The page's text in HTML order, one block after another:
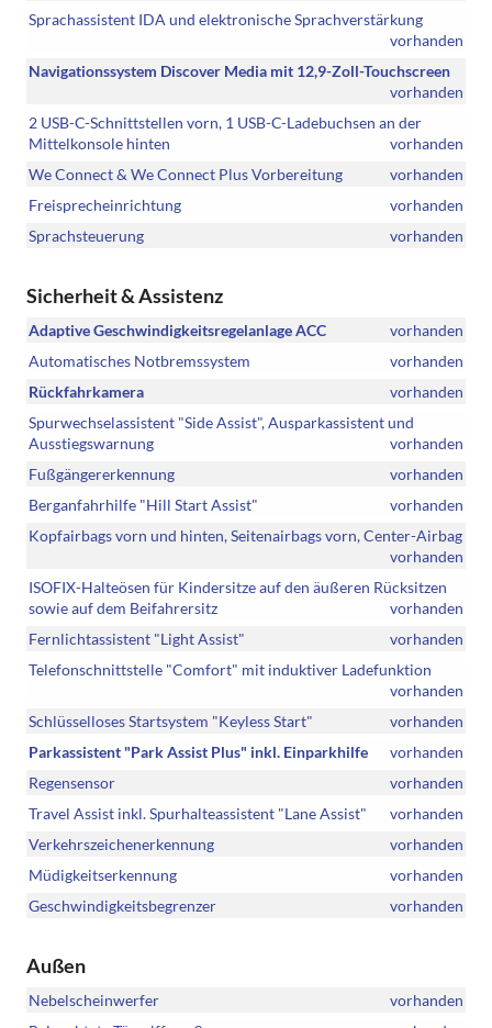
Sprachassistent IDA und elektronische Sprachverstärkung
vorhanden
Navigationssystem Discover Media mit 12,9-Zoll-Touchscreen
vorhanden
2 USB-C-Schnittstellen vorn, 1 USB-C-Ladebuchsen an der
Mittelkonsole hinten
vorhanden
We Connect & We Connect Plus Vorbereitung
vorhanden
Freisprecheinrichtung
vorhanden
Sprachsteuerung
vorhanden
Sicherheit & Assistenz
Adaptive Geschwindigkeitsregelanlage ACC
vorhanden
Automatisches Notbremssystem
vorhanden
Rückfahrkamera
vorhanden
Spurwechselassistent "Side Assist", Ausparkassistent und
Ausstiegswarnung
vorhanden
Fußgängererkennung
vorhanden
Berganfahrhilfe "Hill Start Assist"
vorhanden
Kopfairbags vorn und hinten, Seitenairbags vorn, Center-Airbag
vorhanden
ISOFIX-Halteösen für Kindersitze auf den äußeren Rücksitzen
sowie auf dem Beifahrersitz
vorhanden
Fernlichtassistent "Light Assist"
vorhanden
Telefonschnittstelle "Comfort" mit induktiver Ladefunktion
vorhanden
Schlüsselloses Startsystem "Keyless Start"
vorhanden
Parkassistent "Park Assist Plus" inkl. Einparkhilfe
vorhanden
Regensensor
vorhanden
Travel Assist inkl. Spurhalteassistent "Lane Assist"
vorhanden
Verkehrszeichenerkennung
vorhanden
Müdigkeitserkennung
vorhanden
Geschwindigkeitsbegrenzer
vorhanden
Außen
Nebelscheinwerfer
vorhanden